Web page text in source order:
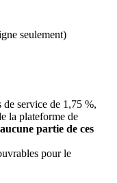
seulement)
de service de 1,75 %,
la plateforme de
partie de ces
pour le